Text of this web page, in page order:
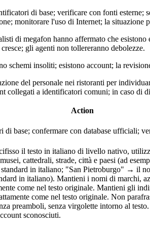
di base; verificare con fonti esterne;
monitorare l'uso di Internet; la situazione
di megafon hanno affermato che esistono
gli agenti non tollereranno debolezze.
schemi insoliti; esistono account; la
del personale nei ristoranti per
collegati a identificatori comuni; in caso di
Action
di base; confermare con database ufficiali;
il testo in italiano di livello nativo,
cattedrali, strade, città e paesi (ad
in italiano; "San Pietroburgo" → il
in italiano). Mantieni i nomi di marchi,
come nel testo originale. Mantieni gli
come nel testo originale. Non
preamboli, senza virgolette intorno al
sconosciuti.